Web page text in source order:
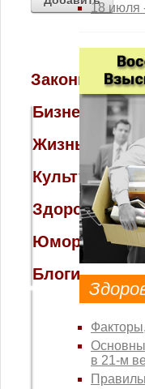
Законы
В каких
случаях
можно
списывать
долги по
ЖКХ?
Бизнес
Жизнь
Культура
Здоровье
Юмор
Блоги
18 июля
в 21-м